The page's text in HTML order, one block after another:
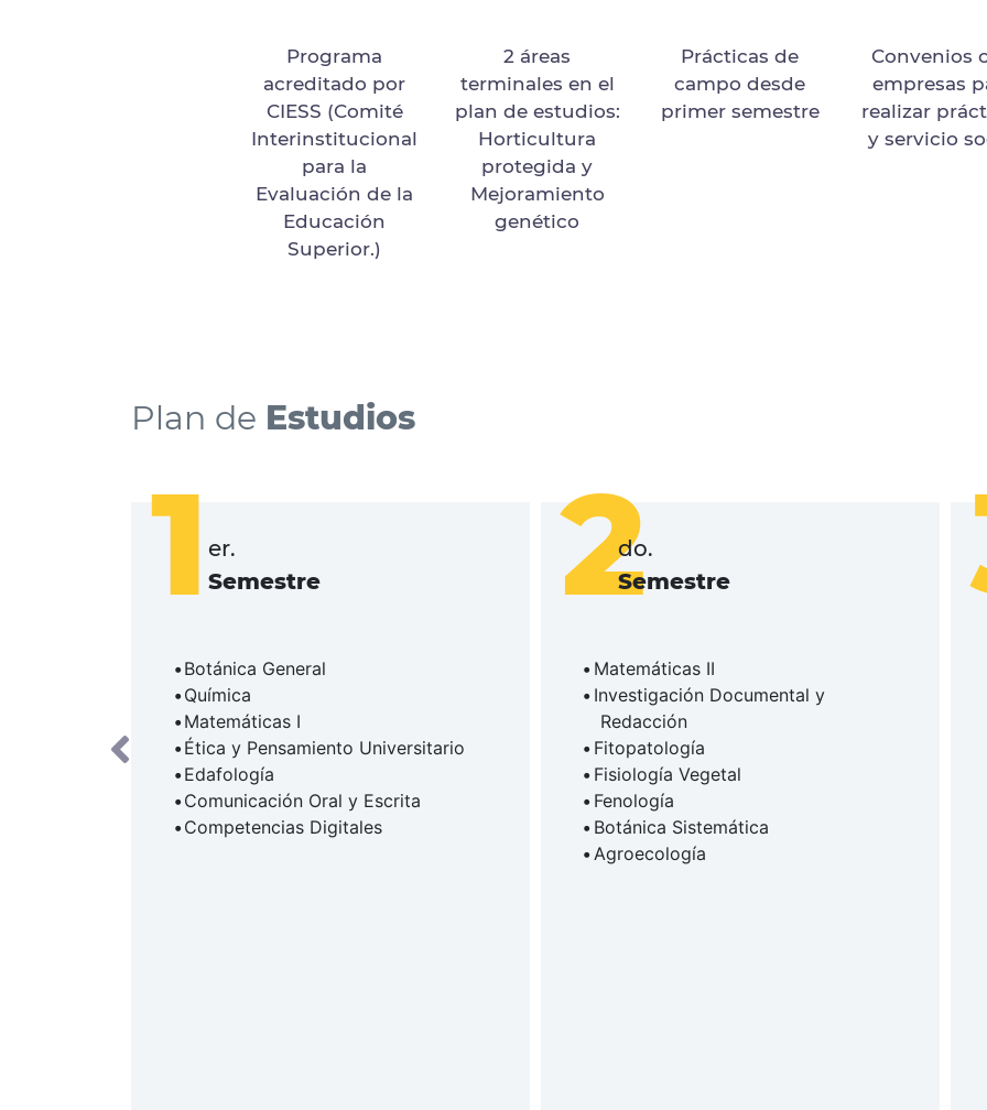
Programa
acreditado por
CIESS (Comité
Interinstitucional
para la
Evaluación de la
Educación
Superior.)
2 áreas
terminales en el
plan de estudios:
Horticultura
protegida y
Mejoramiento
genético
Prácticas de
campo desde
primer semestre
Convenios
empresas
realizar
y servicio
Plan de Estudios
1er.
Semestre
Botánica General
Química
Matemáticas I
Ética y Pensamiento Universitario
Edafología
Comunicación Oral y Escrita
Competencias Digitales
2
do.
Semestre
Matemáticas II
Investigación Documental y
Redacción
Fitopatología
Fisiología Vegetal
Fenología
Botánica Sistemática
Agroecología